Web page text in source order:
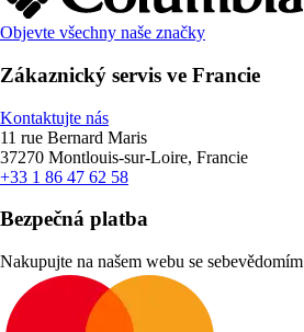
Objevte všechny naše značky
Zákaznický servis ve Francie
Kontaktujte nás
11 rue Bernard Maris
37270 Montlouis-sur-Loire, Francie
+33 1 86 47 62 58
Bezpečná platba
Nakupujte na našem webu se sebevědomím